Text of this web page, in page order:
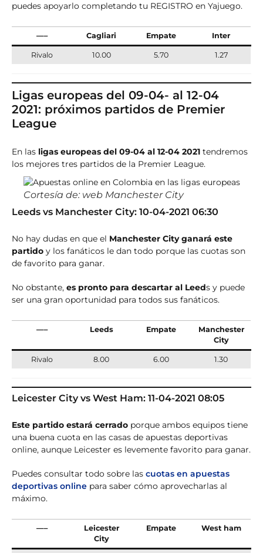
puedes apoyarlo completando tu REGISTRO en Yajuego.
—– Cagliari Empate Inter
Rivalo 10.00 5.70 1.27
Ligas europeas del 09-04- al 12-04
2021: próximos partidos de Premier
League
En las ligas europeas del 09-04 al 12-04 2021 tendremos
los mejores tres partidos de la Premier League.
Cortesía de: web Manchester City
Leeds vs Manchester City: 10-04-2021 06:30
No hay dudas en que el Manchester City ganará este
partido y los fanáticos le dan todo porque las cuotas son
de favorito para ganar.
No obstante, es pronto para descartar al Leeds y puede
ser una gran oportunidad para todos sus fanáticos.
—– Leeds Empate
Manchester
City
Rivalo 8.00 6.00 1.30
Leicester City vs West Ham: 11-04-2021 08:05
Este partido estará cerrado porque ambos equipos tiene
una buena cuota en las casas de apuestas deportivas
online, aunque Leicester es levemente favorito para ganar.
Puedes consultar todo sobre las cuotas en apuestas
deportivas online para saber cómo aprovecharlas al
máximo.
—–
Leicester
City
Empate West ham